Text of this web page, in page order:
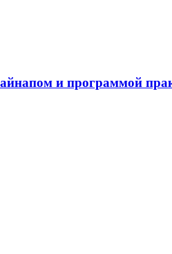
и программой